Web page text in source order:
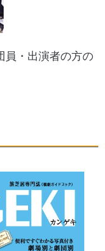
員・出演者の方の